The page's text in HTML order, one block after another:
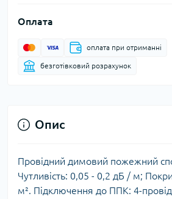
Оплата
оплата при отриманні
безготівковий розрахунок
Опис
Провідний димовий пожежний
Чутливість: 0,05 - 0,2 дБ / м;
м². Підключення до ППК: 4-